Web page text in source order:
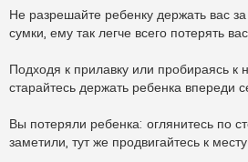
Не разрешайте ребенку держать вас
сумки, ему так легче всего потерять
Подходя к прилавку или пробираясь к
старайтесь держать ребенка впереди
Вы потеряли ребенка: оглянитесь по
заметили, тут же продвигайтесь к